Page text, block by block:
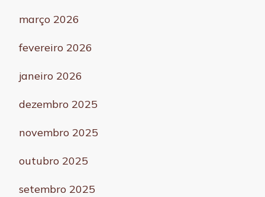
março 2026
fevereiro 2026
janeiro 2026
dezembro 2025
novembro 2025
outubro 2025
setembro 2025